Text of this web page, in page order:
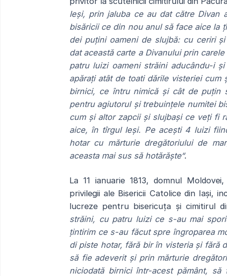
Ieși, prin jaluba ce au dat către Divan
bisăricii ce din nou anul să face aice la
dei puțini oameni de slujbă: cu ceriri
dat această carte a Divanului prin
patru luizi oameni străini aducându-i
apărați atât de toati dările visteriei
birnici, ce întru nimică și cât de puțin
pentru agiutorul și trebuințele numitei
cum și altor zapcii și slujbași ce veți fi
aice, în tîrgul Ieși. Pe acești 4 luizi
hotar cu mărturie dregătoriului de
aceasta mai sus să hotărăște“.
La 11 ianuarie 1813, domnul
privilegii ale Bisericii Catolice din Iași,
lucreze pentru bisericuța și cimitirul
străini, cu patru luizi ce s-au mai
țintirim ce s-au făcut spre îngroparea
di piste hotar, fără bir în visteria și fără
să fie adeverit și prin mărturie
niciodată birnici într-acest pământ,